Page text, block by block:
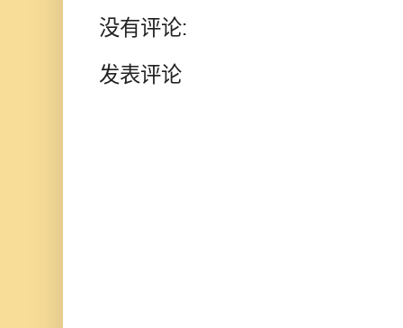
没有评论:
发表评论